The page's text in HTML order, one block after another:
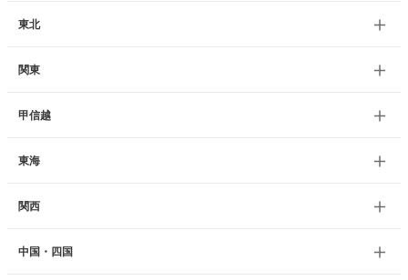
東北
関東
甲信越
東海
関西
中国・四国